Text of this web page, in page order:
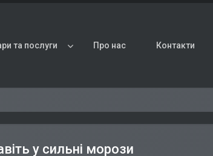
та послуги Про нас Контакти
у сильні морози